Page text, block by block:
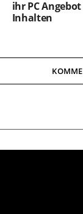
ihr PC
Inhalten